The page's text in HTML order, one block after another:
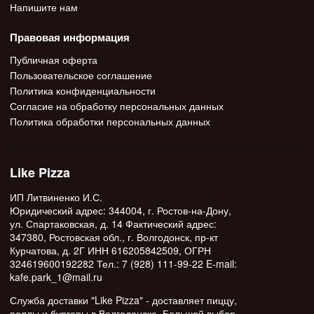
Напишите нам
Правовая информация
Публичная оферта
Пользовательское соглашение
Политика конфиденциальности
Согласие на обработку персональных данных
Политика обработки персональных данных
Like Pizza
ИП Литвиненко И.С.
Юридический адрес: 344004, г. Ростов-на-Дону,
ул. Спартаковская, д. 14 Фактический адрес:
347380, Ростовская обл., г. Волгодонск, пр-кт
Курчатова, д. 2Г ИНН 616205842509, ОГРН
324619600192282 Тел.: 7 (928) 111-99-22 E-mail:
kafe.park_1@mail.ru
Служба доставки "Like Pizza" - доставляет пиццу,